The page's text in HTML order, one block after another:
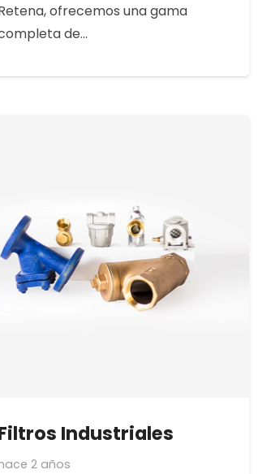
ofrecemos una gama
de…
Industriales
2 años